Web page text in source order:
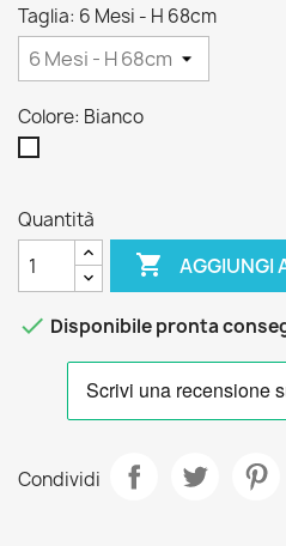
Taglia: 6 Mesi - H 68cm
Colore: Bianco
Quantità
 AGGIUNGI
 Disponibile pronta
Condividi